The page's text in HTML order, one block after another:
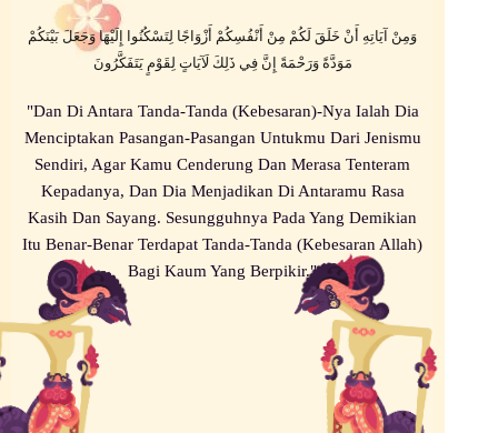
وَمِنْ آيَاتِهِ أَنْ خَلَقَ لَكُمْ مِنْ أَنْفُسِكُمْ أَزْوَاجًا لِتَسْكُنُوا إِلَيْهَا وَجَعَلَ بَيْنَكُمْ
مَوَدَّةً وَرَحْمَةً إِنَّ فِي ذَلِكَ لَآيَاتٍ لِقَوْمٍ يَتَفَكَّرُونَ
"Dan Di Antara Tanda-Tanda (Kebesaran)-Nya Ialah Dia
Menciptakan Pasangan-Pasangan Untukmu Dari Jenismu
Sendiri, Agar Kamu Cenderung Dan Merasa Tenteram
Kepadanya, Dan Dia Menjadikan Di Antaramu Rasa
Kasih Dan Sayang. Sesungguhnya Pada Yang Demikian
Itu Benar-Benar Terdapat Tanda-Tanda (Kebesaran Allah)
Bagi Kaum Yang Berpikir."